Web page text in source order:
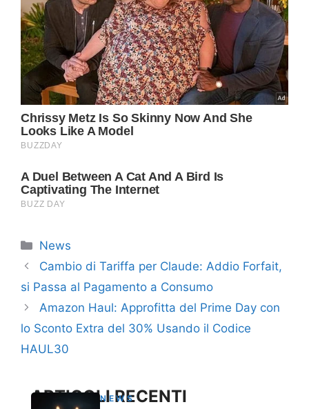
Categorie
News
Cambio di Tariffa per Claude: Addio Forfait,
si Passa al Pagamento a Consumo
Amazon Haul: Approfitta del Prime Day con
lo Sconto Extra del 30% Usando il Codice
HAUL30
ARTICOLI RECENTI
NEWS